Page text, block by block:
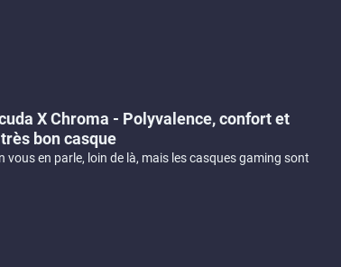
X Chroma - Polyvalence, confort et
bon casque
vous en parle, loin de là, mais les casques gaming sont